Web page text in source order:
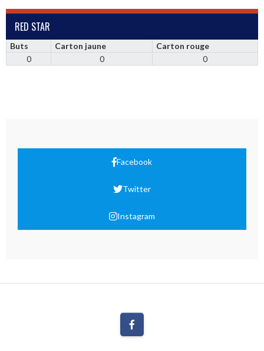
RED STAR
Buts Carton jaune
Carton rouge
0
0 0
Facebook
Twitter
Instagram